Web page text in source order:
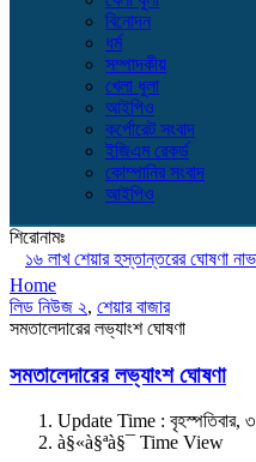
বিনোদন
ধর্ম
সম্পাদকীয়
খেলা ধুলা
আইপিও
কর্পোরেট সংবাদ
ইজিএম রেকর্ড
কোম্পানির সংবাদ
আইপিও
শিরোনামঃ
১৬ লাখ শেয়ার হস্তান্তরের ঘোষণা নাভানা
Home
লিড নিউজ ২, শেয়ার বাজার
সমতালেদারের লভ্যাংশ ঘোষণা
সমতালেদারের লভ্যাংশ ঘোষণা
Update Time : বৃহস্পতিবার,
à§«à§ªà§¯ Time View